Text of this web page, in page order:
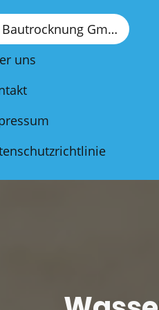
PB Bautrocknung GmbH
uns